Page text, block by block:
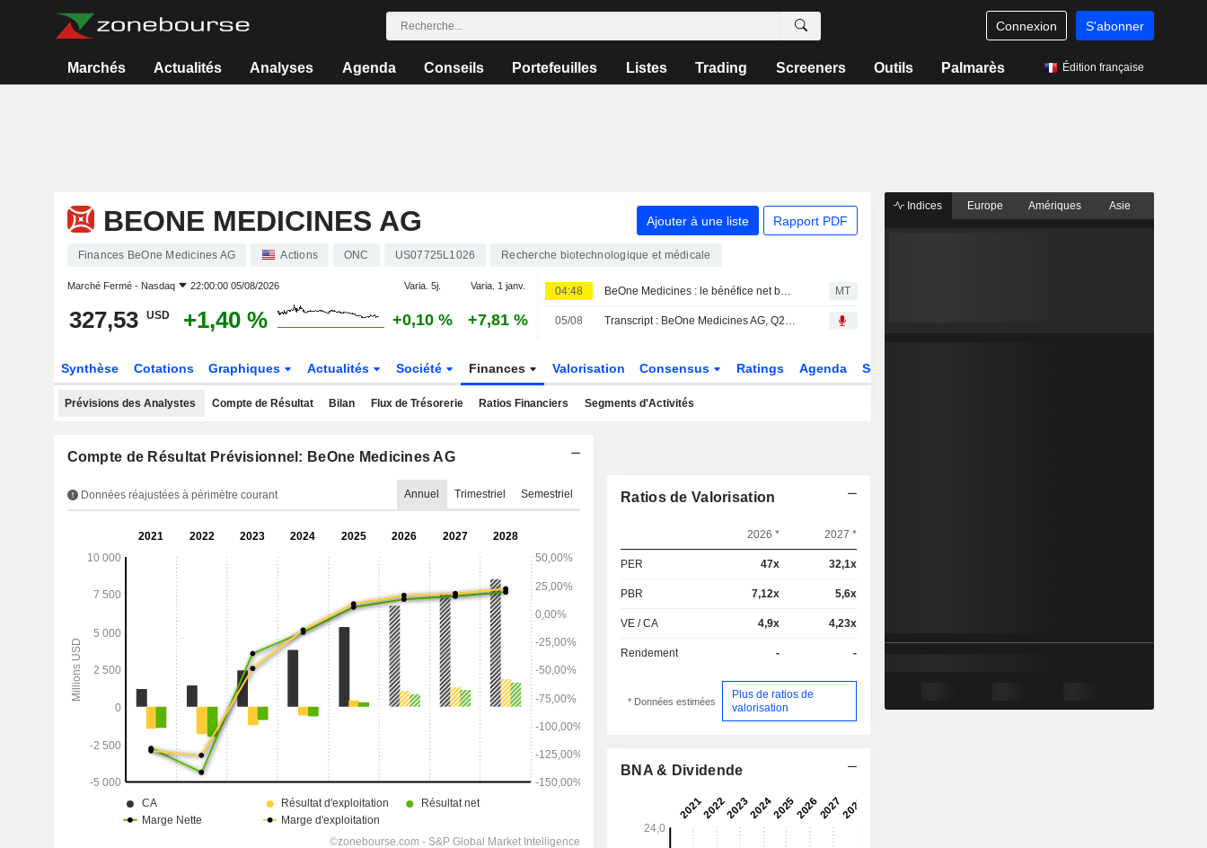
Connexion S'abonner
Marchés Actualités Analyses Agenda Conseils Portefeuilles Listes Trading Screeners Outils Palmarès Édition française
BEONE MEDICINES AG Ajouter à une liste Rapport PDF
Finances BeOne Medicines AG Actions ONC US07725L1026 Recherche biotechnologique et médicale
Marché Fermé - Nasdaq 22:00:00 05/08/2026 Varia. 5j. Varia. 1 janv.
327,53 USD +1,40 % +0,10 % +7,81 %
04:48 BeOne Medicines : le bénéfice net bondit de 627 % au premier semestre, le titre recule de 5 % MT
05/08 Transcript : BeOne Medicines AG, Q2 2026 Earnings Call, Aug 05, 2026
Synthèse Cotations Graphiques Actualités Société Finances Valorisation Consensus Ratings Agenda Secteur
Prévisions des Analystes Compte de Résultat Bilan Flux de Trésorerie Ratios Financiers Segments d'Activités
Compte de Résultat Prévisionnel: BeOne Medicines AG
Données réajustées à périmètre courant Annuel Trimestriel Semestriel Ratios de Valorisation
2026 * 2027 *
PER 47x 32,1x
PBR 7,12x 5,6x
VE / CA 4,9x 4,23x
Rendement - -
* Données estimées
Plus de ratios de
valorisation
BNA & Dividende
Indices Europe Amériques Asie